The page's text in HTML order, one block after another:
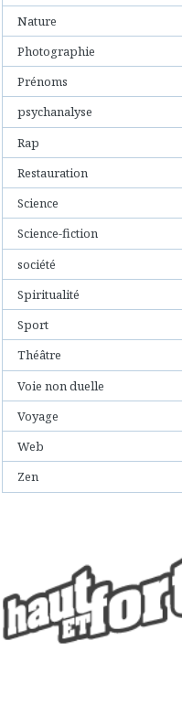
Nature
Photographie
Prénoms
psychanalyse
Rap
Restauration
Science
Science-fiction
société
Spiritualité
Sport
Théâtre
Voie non duelle
Voyage
Web
Zen